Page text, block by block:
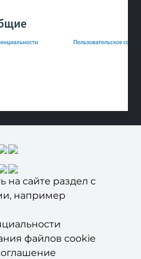
на сайте раздел с
например
файлов cookie